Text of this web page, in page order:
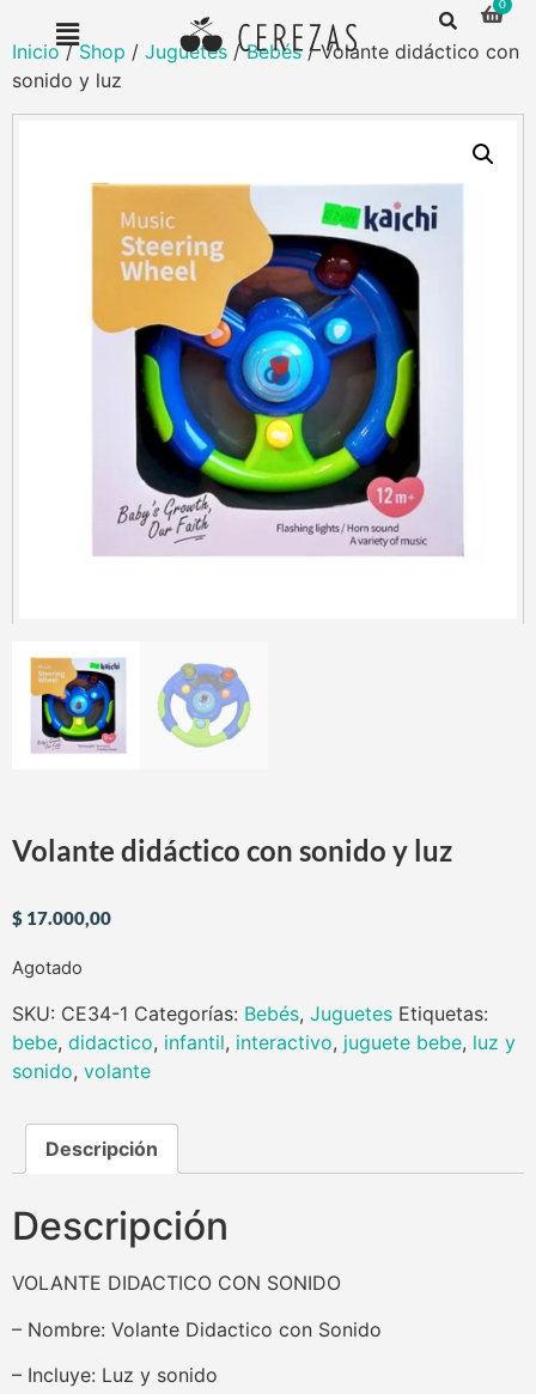
Inicio/Shop / Juguetes /Bebés/ Volante didáctico con
sonido y luz
Volante didáctico con sonido y luz
$ 17.000,00
Agotado
SKU: CE34-1 Categorías: Bebés, Juguetes Etiquetas:
bebe, didactico, infantil, interactivo, juguete bebe, luz y
sonido, volante
Descripción
Descripción
VOLANTE DIDACTICO CON SONIDO
– Nombre: Volante Didactico con Sonido
– Incluye: Luz y sonido